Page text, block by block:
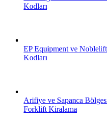
Kodları
EP Equipment ve
Kodları
Arifiye ve Sapanca
Forklift Kiralama